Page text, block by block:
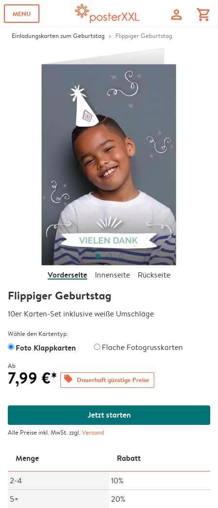
MENU profile shopping_cart
Einladungskarten zum Geburtstag Flippiger Geburtstag
Vorderseite Innenseite Rückseite
Flippiger Geburtstag
10er Karten-Set inklusive weiße Umschläge
Wähle den Kartentyp:
Foto Klappkarten Flache Fotogrusskarten
Ab
7,99 €* offers Dauerhaft günstige Preise
Jetzt starten
Alle Preise inkl. MwSt. zzgl.Versand
Menge Rabatt
2-4
10%
5+
20%